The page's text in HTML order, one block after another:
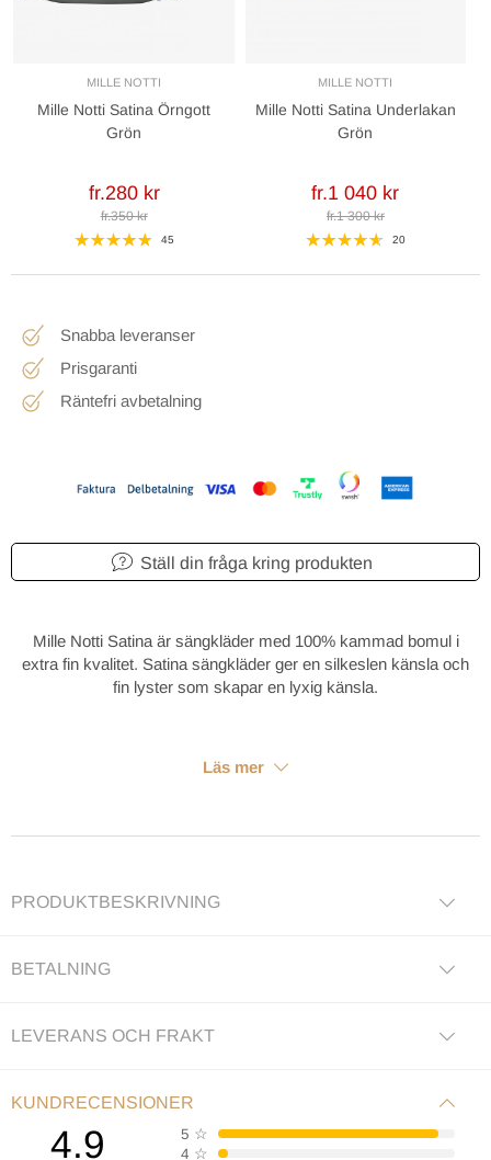
MILLE NOTTI
Mille Notti Satina Örngott
Grön
fr.280 kr
fr.350 kr
45
MILLE NOTTI
Mille Notti Satina Underlakan
Grön
fr.1 040 kr
fr.1 300 kr
20
Snabba leveranser
Prisgaranti
Räntefri avbetalning
Ställ din fråga kring produkten
Mille Notti Satina är sängkläder med 100% kammad bomul i
extra fin kvalitet. Satina sängkläder ger en silkeslen känsla och
fin lyster som skapar en lyxig känsla.
Läs mer
PRODUKTBESKRIVNING
BETALNING
LEVERANS OCH FRAKT
KUNDRECENSIONER
4.9 5 ☆
4 ☆